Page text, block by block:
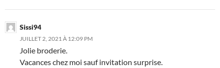
Sissi94
JUILLET 2, 2021 À 12:09 PM
Jolie broderie.
Vacances chez moi sauf invitation surprise.